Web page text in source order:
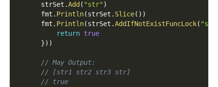
      strSet
.Add ( "str")
      fmt
. Println(strSet . Slice( ) )
      fmt
. Println(strSet .AddIfNotExistFuncLock(
return true
}) )
// May Output:
// [str1 str2 str3 str]
// true